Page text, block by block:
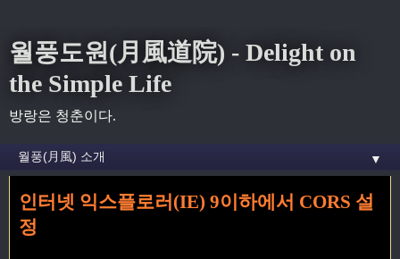
월풍도원(月風道院) - Delight on
the Simple Life
방랑은 청춘이다.
▼
홈»web»인터넷 익스플로러(IE) 9이하에서 CORS 설정
인터넷 익스플로러(IE) 9이하에서 CORS 설
정